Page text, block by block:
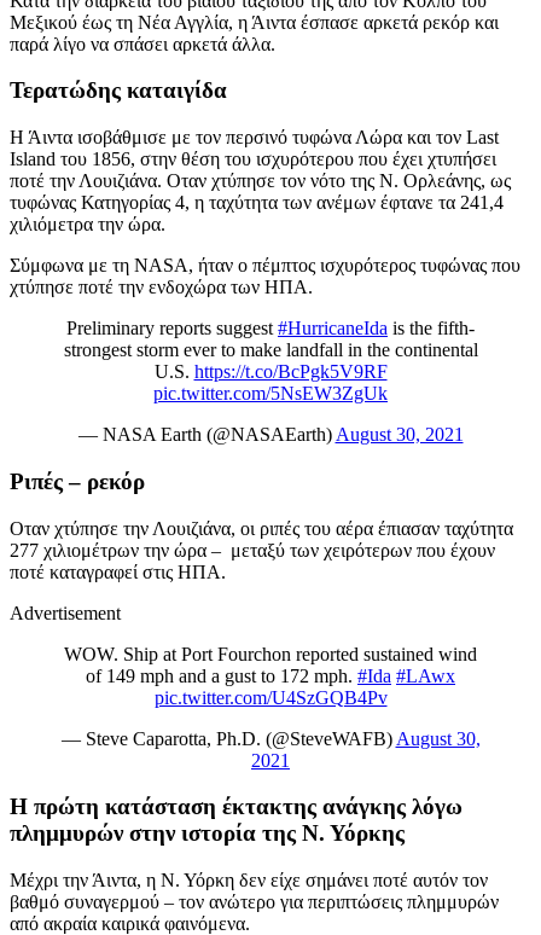
Μεξικού έως τη Νέα Αγγλία, η Άιντα έσπασε αρκετά ρεκόρ και
παρά λίγο να σπάσει αρκετά άλλα.
Τερατώδης καταιγίδα
Η Άιντα ισοβάθμισε με τον περσινό τυφώνα Λώρα και τον Last
Island του 1856, στην θέση του ισχυρότερου που έχει χτυπήσει
ποτέ την Λουιζιάνα. Οταν χτύπησε τον νότο της Ν. Ορλεάνης, ως
τυφώνας Κατηγορίας 4, η ταχύτητα των ανέμων έφτανε τα 241,4
χιλιόμετρα την ώρα.
Σύμφωνα με τη NASA, ήταν ο πέμπτος ισχυρότερος τυφώνας που
χτύπησε ποτέ την ενδοχώρα των ΗΠΑ.
Preliminary reports suggest #HurricaneIda is the fifth-
strongest storm ever to make landfall in the continental
U.S. https://t.co/BcPgk5V9RF
pic.twitter.com/5NsEW3ZgUk
— NASA Earth (@NASAEarth) August 30, 2021
Ριπές – ρεκόρ
Οταν χτύπησε την Λουιζιάνα, οι ριπές του αέρα έπιασαν ταχύτητα
277 χιλιομέτρων την ώρα – μεταξύ των χειρότερων που έχουν
ποτέ καταγραφεί στις ΗΠΑ.
Advertisement
WOW. Ship at Port Fourchon reported sustained wind
of 149 mph and a gust to 172 mph. #Ida #LAwx
pic.twitter.com/U4SzGQB4Pv
— Steve Caparotta, Ph.D. (@SteveWAFB) August 30,
2021
Η πρώτη κατάσταση έκτακτης ανάγκης λόγω
πλημμυρών στην ιστορία της Ν. Υόρκης
Μέχρι την Άιντα, η Ν. Υόρκη δεν είχε σημάνει ποτέ αυτόν τον
βαθμό συναγερμού – τον ανώτερο για περιπτώσεις πλημμυρών
από ακραία καιρικά φαινόμενα.